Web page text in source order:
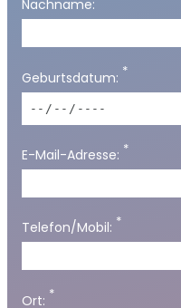
Nachname:
Geburtsdatum: *
E-Mail-Adresse: *
Telefon/Mobil: *
Ort: *